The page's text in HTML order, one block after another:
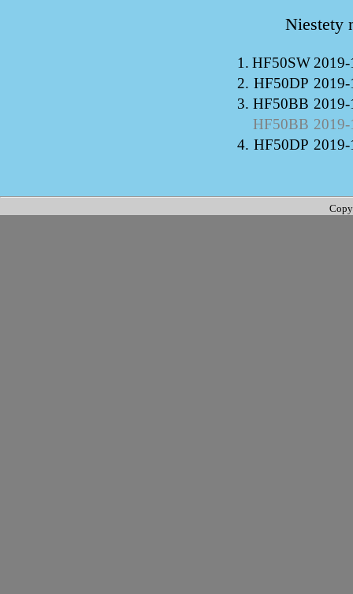
Niestety
1. HF50SW
2. HF50DP
3. HF50BB
HF50BB
4. HF50DP